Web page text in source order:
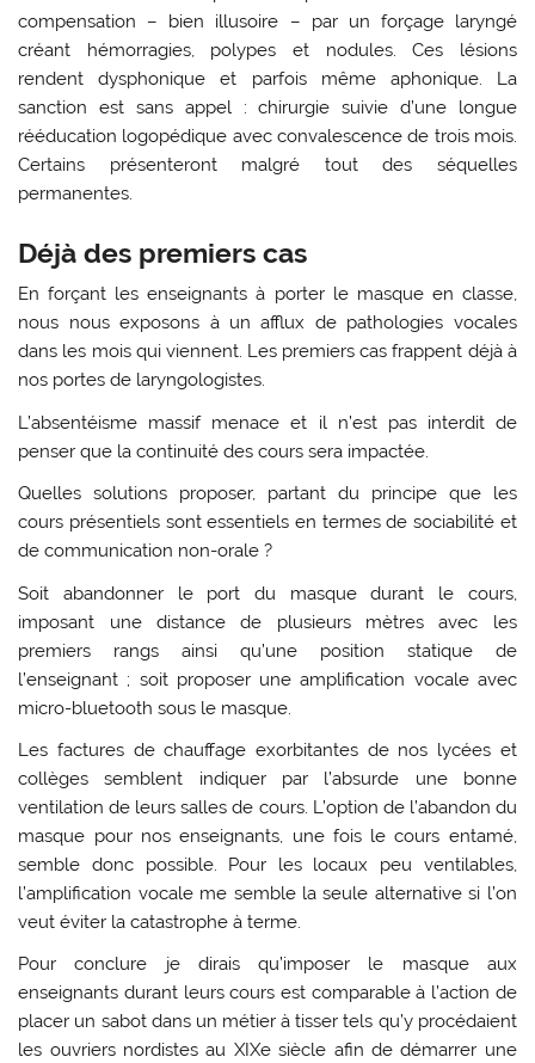
compensation – bien illusoire – par un forçage laryngé
créant hémorragies, polypes et nodules. Ces lésions
rendent dysphonique et parfois même aphonique. La
sanction est sans appel : chirurgie suivie d’une longue
rééducation logopédique avec convalescence de trois mois.
Certains présenteront malgré tout des séquelles
permanentes.
Déjà des premiers cas
En forçant les enseignants à porter le masque en classe,
nous nous exposons à un afflux de pathologies vocales
dans les mois qui viennent. Les premiers cas frappent déjà à
nos portes de laryngologistes.
L’absentéisme massif menace et il n’est pas interdit de
penser que la continuité des cours sera impactée.
Quelles solutions proposer, partant du principe que les
cours présentiels sont essentiels en termes de sociabilité et
de communication non-orale ?
Soit abandonner le port du masque durant le cours,
imposant une distance de plusieurs mètres avec les
premiers rangs ainsi qu’une position statique de
l’enseignant ; soit proposer une amplification vocale avec
micro-bluetooth sous le masque.
Les factures de chauffage exorbitantes de nos lycées et
collèges semblent indiquer par l’absurde une bonne
ventilation de leurs salles de cours. L’option de l’abandon du
masque pour nos enseignants, une fois le cours entamé,
semble donc possible. Pour les locaux peu ventilables,
l’amplification vocale me semble la seule alternative si l’on
veut éviter la catastrophe à terme.
Pour conclure je dirais qu’imposer le masque aux
enseignants durant leurs cours est comparable à l’action de
placer un sabot dans un métier à tisser tels qu’y procédaient
les ouvriers nordistes au XIXe siècle afin de démarrer une